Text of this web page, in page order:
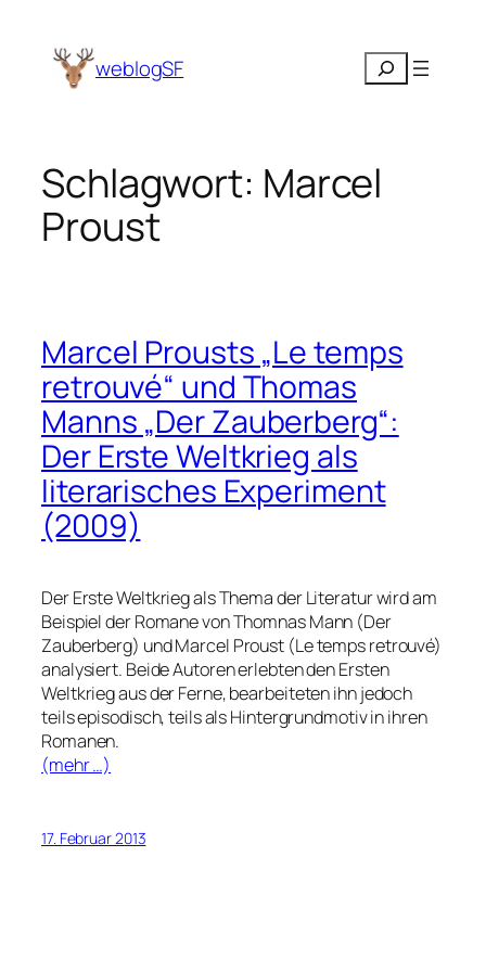
Inhalt
springen weblogSF Suchen
Schlagwort: Marcel
Proust
Marcel Prousts „Le temps
retrouvé“ und Thomas
Manns „Der Zauberberg“:
Der Erste Weltkrieg als
literarisches Experiment
(2009)
Der Erste Weltkrieg als Thema der Literatur wird am
Beispiel der Romane von Thomnas Mann (Der
Zauberberg) und Marcel Proust (Le temps retrouvé)
analysiert. Beide Autoren erlebten den Ersten
Weltkrieg aus der Ferne, bearbeiteten ihn jedoch
teils episodisch, teils als Hintergrundmotiv in ihren
Romanen.
(mehr …)
17. Februar 2013